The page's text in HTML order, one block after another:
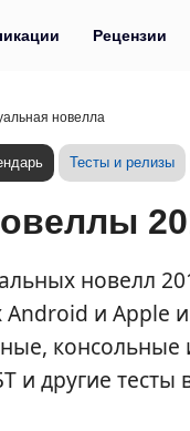
Рецензии
новелла
Тесты и релизы
новелл
Android и
и другие тесты